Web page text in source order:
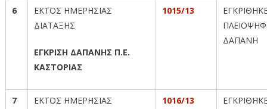
6
ΕΚΤΟΣ ΗΜΕΡΗΣΙΑΣ
ΔΙΑΤΑΞΗΣ
ΕΓΚΡΙΣΗ ΔΑΠΑΝΗΣ Π.Ε.
ΚΑΣΤΟΡΙΑΣ
1015/13
ΔΑΠΑΝΗ
7
ΕΚΤΟΣ ΗΜΕΡΗΣΙΑΣ
1016/13